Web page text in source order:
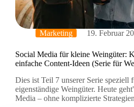
Marketing 19. Februar
Social Media für kleine Weingüter:
einfache Content-Ideen (Serie für
Dies ist Teil 7 unserer Serie speziell
eigenständige Weingüter. Heute
Media – ohne komplizierte